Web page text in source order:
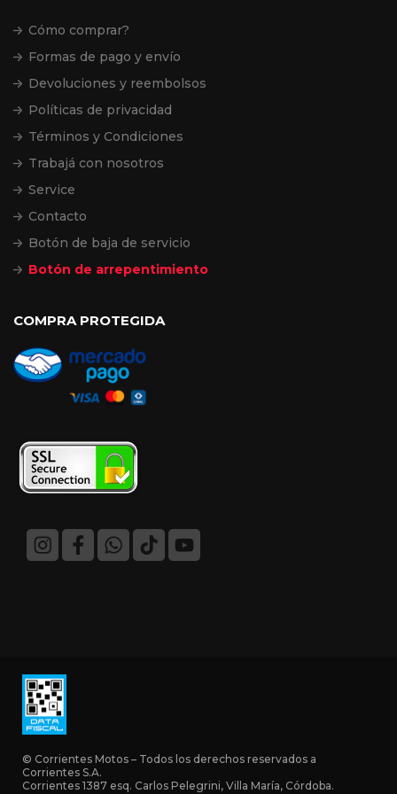
Cómo comprar?
Formas de pago y envío
Devoluciones y reembolsos
Políticas de privacidad
Términos y Condiciones
Trabajá con nosotros
Service
Contacto
Botón de baja de servicio
Botón de arrepentimiento
COMPRA PROTEGIDA
© Corrientes Motos – Todos los derechos reservados a
Corrientes S.A.
Corrientes 1387 esq. Carlos Pelegrini, Villa María, Córdoba.